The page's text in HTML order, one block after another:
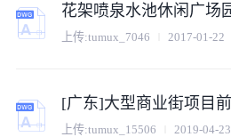
上传:tumux_7046 2017-01-22
上传:tumux_15506 2019-04-23